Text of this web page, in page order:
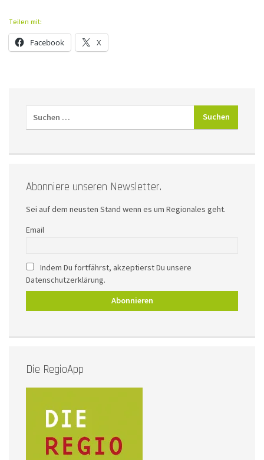
Teilen mit:
Facebook X
Abonniere unseren Newsletter.
Sei auf dem neusten Stand wenn es um Regionales geht.
Email
Indem Du fortfährst, akzeptierst Du unsere
Datenschutzerklärung.
Die RegioApp